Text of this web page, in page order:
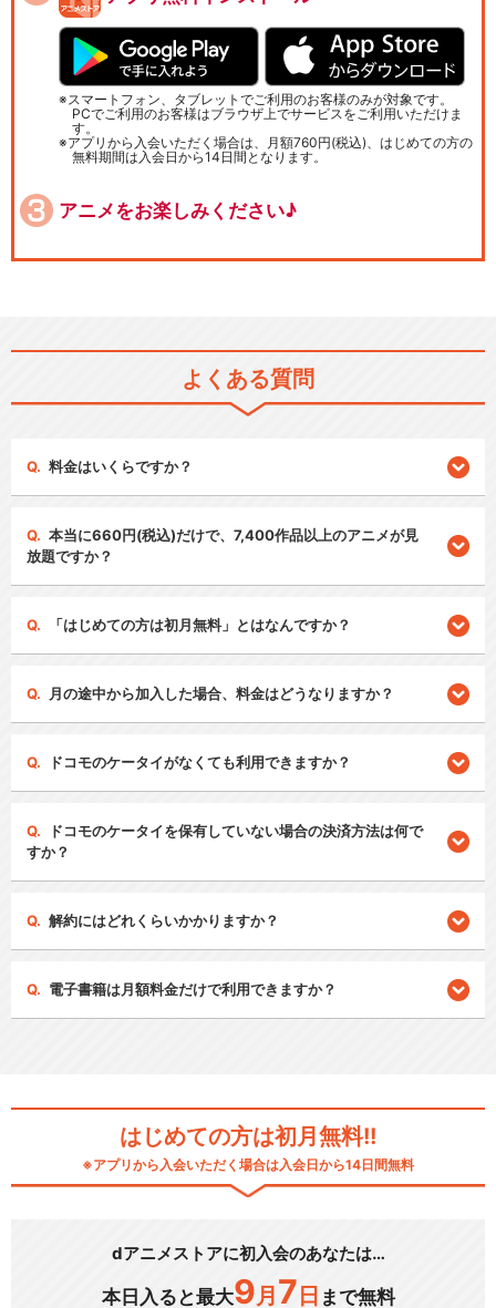
スマートフォン、タブレットでご利用のお客様のみが対象です。
PCでご利用のお客様はブラウザ上でサービスをご利用いただけま
す。
アプリから入会いただく場合は、月額760円(税込)、はじめての方の
無料期間は入会日から14日間となります。
アニメをお楽しみください♪
よくある質問
料金はいくらですか？
本当に660円(税込)だけで、7,400作品以上のアニメが見
放題ですか？
「はじめての方は初月無料」とはなんですか？
月の途中から加入した場合、料金はどうなりますか？
ドコモのケータイがなくても利用できますか？
ドコモのケータイを保有していない場合の決済方法は何で
すか？
解約にはどれくらいかかりますか？
電子書籍は月額料金だけで利用できますか？
はじめての方は初月無料!!
※アプリから入会いただく場合は入会日から14日間無料
dアニメストアに初入会のあなたは…
本日入ると最大9 月 7 日 まで無料